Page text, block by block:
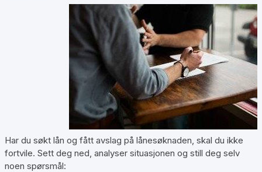
Har du søkt lån og fått avslag på lånesøknaden, skal du ikke
fortvile. Sett deg ned, analyser situasjonen og still deg selv
noen spørsmål: